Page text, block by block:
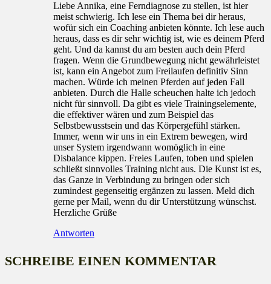
Liebe Annika, eine Ferndiagnose zu stellen, ist hier
meist schwierig. Ich lese ein Thema bei dir heraus,
wofür sich ein Coaching anbieten könnte. Ich lese auch
heraus, dass es dir sehr wichtig ist, wie es deinem Pferd
geht. Und da kannst du am besten auch dein Pferd
fragen. Wenn die Grundbewegung nicht gewährleistet
ist, kann ein Angebot zum Freilaufen definitiv Sinn
machen. Würde ich meinen Pferden auf jeden Fall
anbieten. Durch die Halle scheuchen halte ich jedoch
nicht für sinnvoll. Da gibt es viele Trainingselemente,
die effektiver wären und zum Beispiel das
Selbstbewusstsein und das Körpergefühl stärken.
Immer, wenn wir uns in ein Extrem bewegen, wird
unser System irgendwann womöglich in eine
Disbalance kippen. Freies Laufen, toben und spielen
schließt sinnvolles Training nicht aus. Die Kunst ist es,
das Ganze in Verbindung zu bringen oder sich
zumindest gegenseitig ergänzen zu lassen. Meld dich
gerne per Mail, wenn du dir Unterstützung wünschst.
Herzliche Grüße
Antworten
SCHREIBE EINEN KOMMENTAR